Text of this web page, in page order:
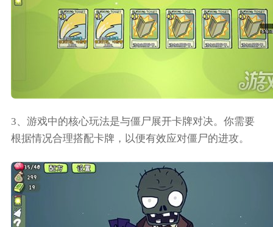
3、游戏中的核心玩法是与僵尸展开卡牌对决。你需要
根据情况合理搭配卡牌，以便有效应对僵尸的进攻。